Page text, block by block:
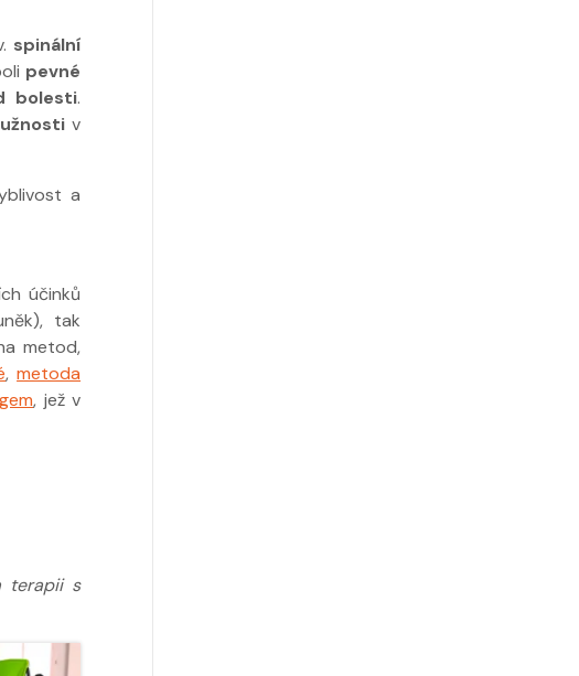
spinální
pevné
bolesti.
v
a
účinků
tak
metod,
,metoda
, jež v
terapii s